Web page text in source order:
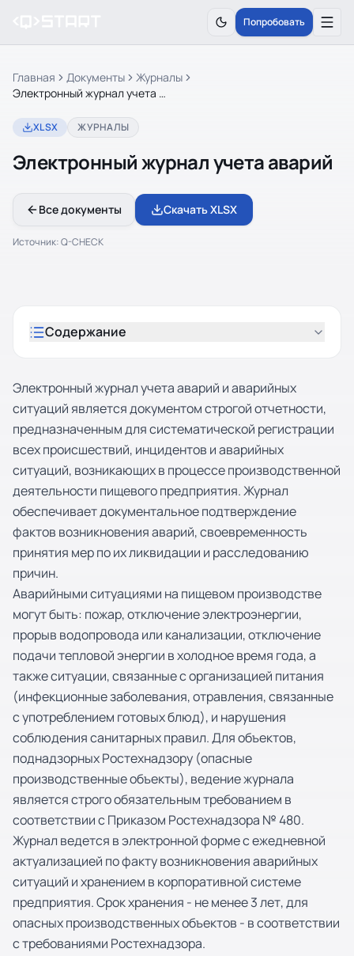
Попробовать
Главная Документы
Журналы
Электронный журнал учета аварий
XLSX ЖУРНАЛЫ
Электронный журнал учета аварий
Все документы Скачать XLSX
Источник:Q-CHECK
Содержание
Электронный журнал учета аварий и аварийных
ситуаций является документом строгой отчетности,
предназначенным для систематической регистрации
всех происшествий, инцидентов и аварийных
ситуаций, возникающих в процессе производственной
деятельности пищевого предприятия. Журнал
обеспечивает документальное подтверждение
фактов возникновения аварий, своевременность
принятия мер по их ликвидации и расследованию
причин.
Аварийными ситуациями на пищевом производстве
могут быть: пожар, отключение электроэнергии,
прорыв водопровода или канализации, отключение
подачи тепловой энергии в холодное время года, а
также ситуации, связанные с организацией питания
(инфекционные заболевания, отравления, связанные
с употреблением готовых блюд), и нарушения
соблюдения санитарных правил. Для объектов,
поднадзорных Ростехнадзору (опасные
производственные объекты), ведение журнала
является строго обязательным требованием в
соответствии с Приказом Ростехнадзора № 480.
Журнал ведется в электронной форме с ежедневной
актуализацией по факту возникновения аварийных
ситуаций и хранением в корпоративной системе
предприятия. Срок хранения - не менее 3 лет, для
опасных производственных объектов - в соответствии
с требованиями Ростехнадзора.